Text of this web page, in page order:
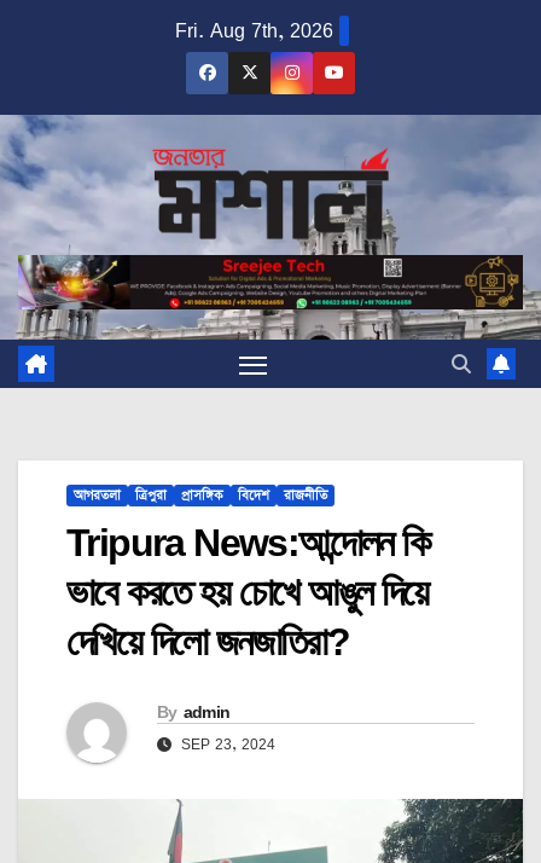
Fri. Aug 7th, 2026
আগরতলা ত্রিপুরা প্রাসঙ্গিক বিদেশ রাজনীতি
Tripura News:আন্দোলন কি
ভাবে করতে হয় চোখে আঙুল দিয়ে
দেখিয়ে দিলো জনজাতিরা?
By admin
SEP 23, 2024